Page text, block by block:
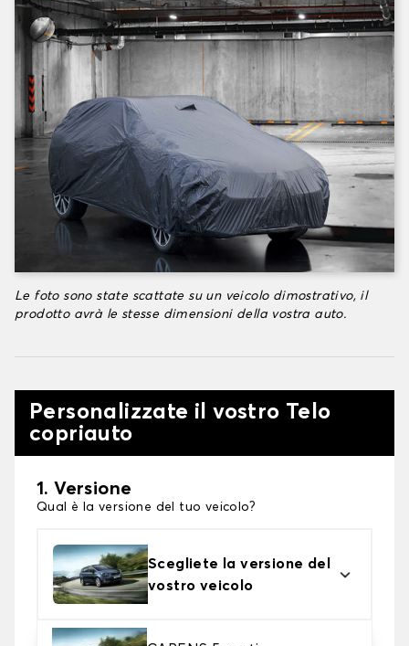
Le foto sono state scattate su un veicolo dimostrativo, il
prodotto avrà le stesse dimensioni della vostra auto.
Personalizzate il vostro Telo
copriauto
1. Versione
Qual è la versione del tuo veicolo?
Scegliete la versione del
vostro veicolo